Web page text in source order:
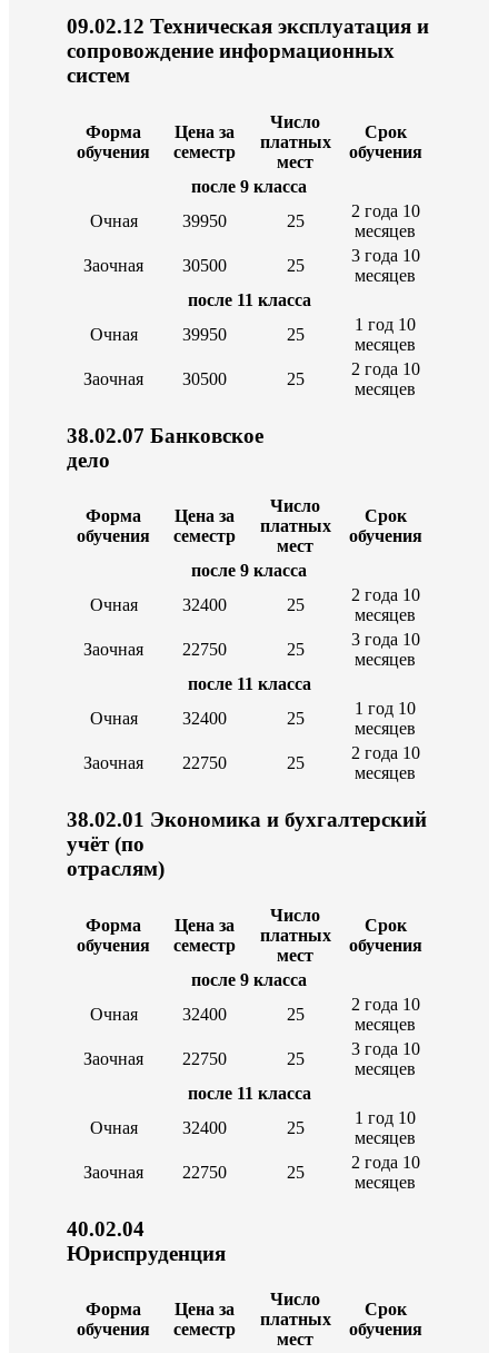
09.02.12 Техническая эксплуатация и
сопровождение информационных
систем
Форма
обучения
Цена за
семестр
Число
платных
мест
Срок
обучения
после 9 класса
Очная
39950 25
2 года 10
месяцев
Заочная
30500 25
3 года 10
месяцев
после 11 класса
Очная
39950 25
1 год 10
месяцев
Заочная
30500 25
2 года 10
месяцев
38.02.07 Банковское
Форма
обучения
Цена за
семестр
Число
платных
мест
Срок
обучения
после 9 класса
Очная
32400 25
2 года 10
месяцев
Заочная
22750 25
3 года 10
месяцев
после 11 класса
Очная
32400 25
1 год 10
месяцев
Заочная
22750 25
2 года 10
месяцев
38.02.01 Экономика и бухгалтерский
учёт (по
отраслям)
Форма
обучения
Цена за
семестр
Число
платных
мест
Срок
обучения
после 9 класса
Очная
32400 25
2 года 10
месяцев
Заочная
22750 25
3 года 10
месяцев
после 11 класса
Очная
32400 25
1 год 10
месяцев
Заочная
22750 25
2 года 10
месяцев
40.02.04
Форма
обучения
Цена за
семестр
Число
платных
мест
Срок
обучения